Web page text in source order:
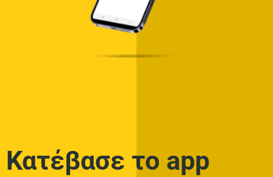
Κατέβασε το app